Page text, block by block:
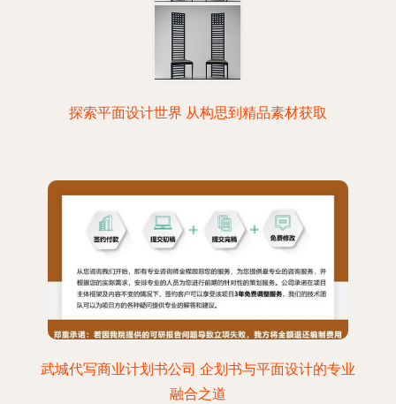
探索平面设计世界 从构思到精品素材获取
武城代写商业计划书公司 企划书与平面设计的专业
融合之道